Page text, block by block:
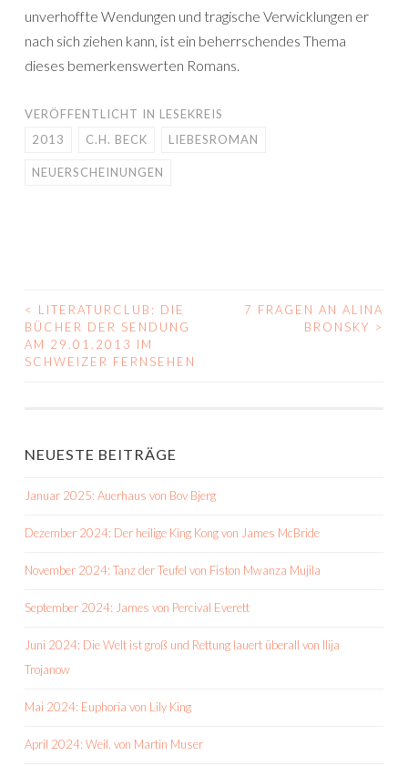
unverhoffte Wendungen und tragische Verwicklungen er
nach sich ziehen kann, ist ein beherrschendes Thema
dieses bemerkenswerten Romans.
VERÖFFENTLICHT IN LESEKREIS
2013
C.H. BECK LIEBESROMAN
NEUERSCHEINUNGEN
BEITRAGS-
NAVIGATION
<
LITERATURCLUB: DIE
BÜCHER DER SENDUNG
AM 29.01.2013 IM
SCHWEIZER FERNSEHEN
7 FRAGEN AN ALINA
BRONSKY >
NEUESTE BEITRÄGE
Januar 2025: Auerhaus von Bov Bjerg
Dezember 2024: Der heilige King Kong von James McBride
November 2024: Tanz der Teufel von Fiston Mwanza Mujila
September 2024: James von Percival Everett
Juni 2024: Die Welt ist groß und Rettung lauert überall von Ilija
Trojanow
Mai 2024: Euphoria von Lily King
April 2024: Weil. von Martin Muser